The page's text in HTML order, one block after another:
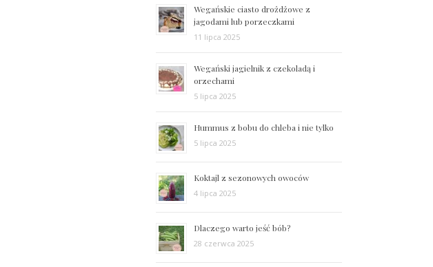
Wegańskie ciasto drożdżowe z
jagodami lub porzeczkami
11 lipca 2025
Wegański jagielnik z czekoladą i
orzechami
5 lipca 2025
Hummus z bobu do chleba i nie tylko
5 lipca 2025
Koktajl z sezonowych owoców
4 lipca 2025
Dlaczego warto jeść bób?
28 czerwca 2025